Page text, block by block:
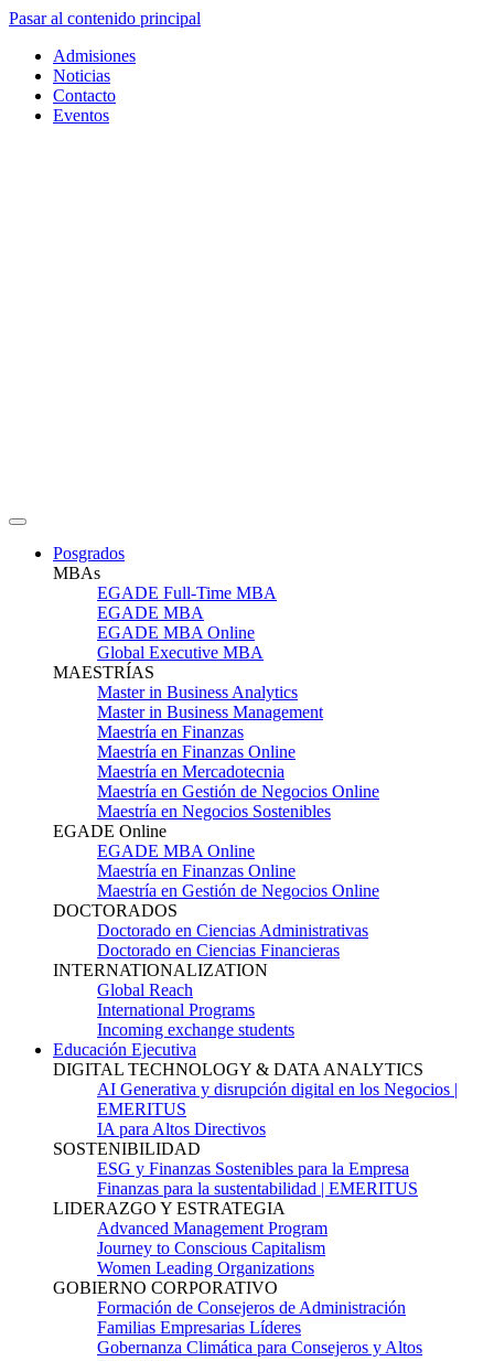
Pasar al contenido principal
Admisiones
Noticias
Contacto
Eventos
Posgrados
MBAs
EGADE Full-Time MBA
EGADE MBA
EGADE MBA Online
Global Executive MBA
MAESTRÍAS
Master in Business Analytics
Master in Business Management
Maestría en Finanzas
Maestría en Finanzas Online
Maestría en Mercadotecnia
Maestría en Gestión de Negocios Online
Maestría en Negocios Sostenibles
EGADE Online
EGADE MBA Online
Maestría en Finanzas Online
Maestría en Gestión de Negocios Online
DOCTORADOS
Doctorado en Ciencias Administrativas
Doctorado en Ciencias Financieras
INTERNATIONALIZATION
Global Reach
International Programs
Incoming exchange students
Educación Ejecutiva
DIGITAL TECHNOLOGY & DATA ANALYTICS
AI Generativa y disrupción digital en los Negocios |
EMERITUS
IA para Altos Directivos
SOSTENIBILIDAD
ESG y Finanzas Sostenibles para la Empresa
Finanzas para la sustentabilidad | EMERITUS
LIDERAZGO Y ESTRATEGIA
Advanced Management Program
Journey to Conscious Capitalism
Women Leading Organizations
GOBIERNO CORPORATIVO
Formación de Consejeros de Administración
Familias Empresarias Líderes
Gobernanza Climática para Consejeros y Altos